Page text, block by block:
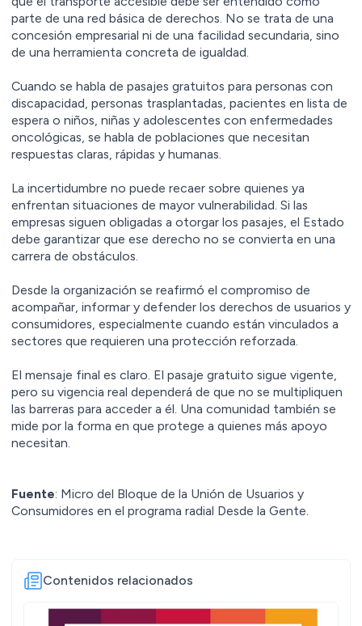
parte de una red básica de derechos. No se trata de una
concesión empresarial ni de una facilidad secundaria, sino
de una herramienta concreta de igualdad.
Cuando se habla de pasajes gratuitos para personas con
discapacidad, personas trasplantadas, pacientes en lista de
espera o niños, niñas y adolescentes con enfermedades
oncológicas, se habla de poblaciones que necesitan
respuestas claras, rápidas y humanas.
La incertidumbre no puede recaer sobre quienes ya
enfrentan situaciones de mayor vulnerabilidad. Si las
empresas siguen obligadas a otorgar los pasajes, el Estado
debe garantizar que ese derecho no se convierta en una
carrera de obstáculos.
Desde la organización se reafirmó el compromiso de
acompañar, informar y defender los derechos de usuarios y
consumidores, especialmente cuando están vinculados a
sectores que requieren una protección reforzada.
El mensaje final es claro. El pasaje gratuito sigue vigente,
pero su vigencia real dependerá de que no se multipliquen
las barreras para acceder a él. Una comunidad también se
mide por la forma en que protege a quienes más apoyo
necesitan.
Fuente: Micro del Bloque de la Unión de Usuarios y
Consumidores en el programa radial Desde la Gente.
Contenidos relacionados